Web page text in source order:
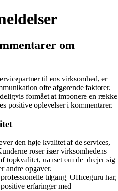
om
til ens virksomhed, er
ofte afgørende faktorer.
formået at imponere en række
positive oplevelser i kommentarer.
den høje kvalitet af de services,
roser især virksomhedens
topkvalitet, uanset om det drejer sig
andre opgaver.
tilgang, Officeguru har,
erfaringer med